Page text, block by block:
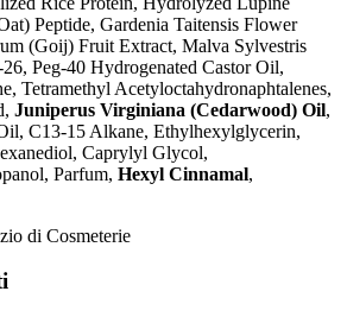
Peptide, Gardenia Taitensis Flower
(Goij) Fruit Extract, Malva Sylvestris
Peg-40 Hydrogenated Castor Oil,
Tetramethyl Acetyloctahydronaphtalenes,
Juniperus Virginiana (Cedarwood) Oil,
C13‐15 Alkane, Ethylhexylglycerin,
Caprylyl Glycol,
Parfum, Hexyl Cinnamal,
di Cosmeterie